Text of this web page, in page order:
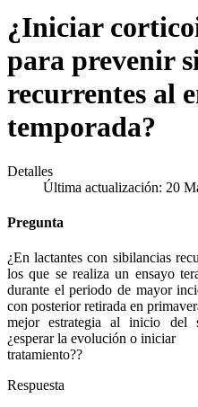
¿Iniciar
para prevenir
recurrentes al
temporada?
Detalles
Última actualización: 20
Pregunta
¿En lactantes con sibilancias
los que se realiza un ensayo
durante el periodo de mayor
con posterior retirada en
mejor estrategia al inicio del
¿esperar la evolución o iniciar
tratamiento??
Respuesta